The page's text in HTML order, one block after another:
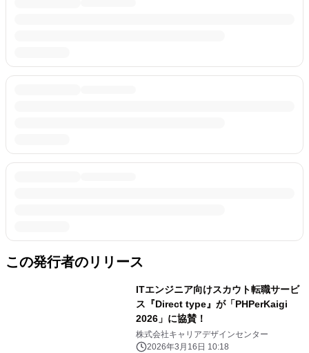
この発行者のリリース
ITエンジニア向けスカウト転職サービ
ス『Direct type』が「PHPerKaigi
2026」に協賛！
株式会社キャリアデザインセンター
2026年3月16日 10:18